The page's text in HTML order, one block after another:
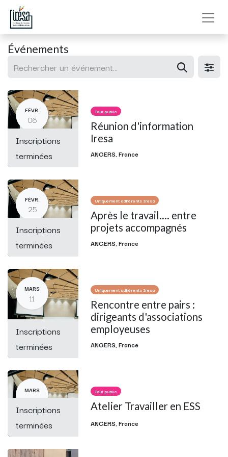
Événements
FÉVR.
06
Inscriptions
terminées
Tout public
Réunion d'information
Iresa
ANGERS,France
FÉVR.
25
Inscriptions
terminées
Uniquement adhérents Iresa
Après le travail.... entre
projets accompagnés
ANGERS,France
MARS
11
Inscriptions
terminées
Uniquement adhérents Iresa
Rencontre entre pairs :
dirigeants d'associations
employeuses
ANGERS,France
MARS
Inscriptions
terminées
Tout public
Atelier Travailler en ESS
ANGERS,France